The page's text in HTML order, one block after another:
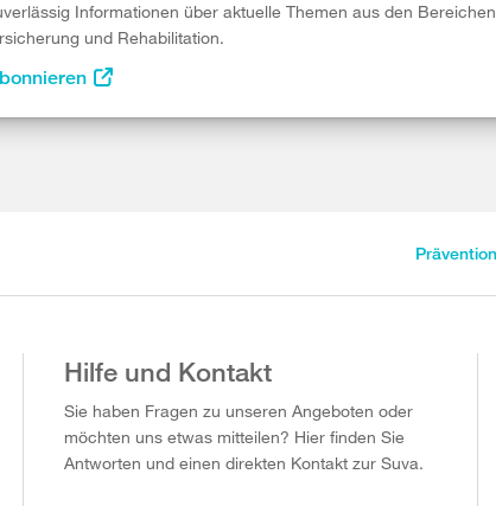
Informationen über aktuelle Themen aus den Bereichen
und Rehabilitation.
Prävention
Hilfe und Kontakt
Sie haben Fragen zu unseren Angeboten oder
möchten uns etwas mitteilen? Hier finden Sie
Antworten und einen direkten Kontakt zur Suva.